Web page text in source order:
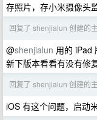
存照片，存小米摄像头
回复了 shenjialun 创建的
@shenjialun 用的 iPad
新下版本看看有没有修
回复了 shenjialun 创建的
iOS 有这个问题，启动